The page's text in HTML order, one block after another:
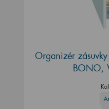
Organizér
BONO,